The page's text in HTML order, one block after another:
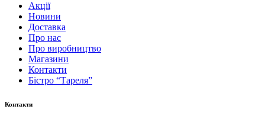
Акції
Новини
Доставка
Про нас
Про виробництво
Магазини
Контакти
Бістро “Тареля”
Контакти